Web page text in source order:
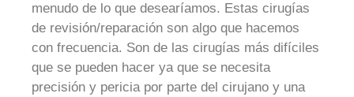
menudo de lo que desearíamos. Estas cirugías
de revisión/reparación son algo que hacemos
con frecuencia. Son de las cirugías más difíciles
que se pueden hacer ya que se necesita
precisión y pericia por parte del cirujano y una